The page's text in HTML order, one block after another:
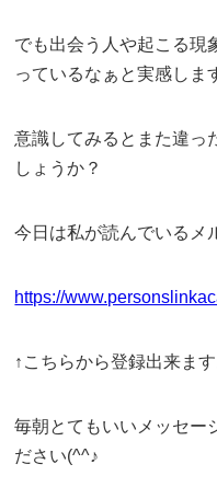
でも出会う人や起こる現
っているなぁと実感しま
意識してみるとまた違っ
しょうか？
今日は私が読んでいるメ
https://
↑こちらから登録出来ます
毎朝とてもいいメッセー
ださい(^^♪